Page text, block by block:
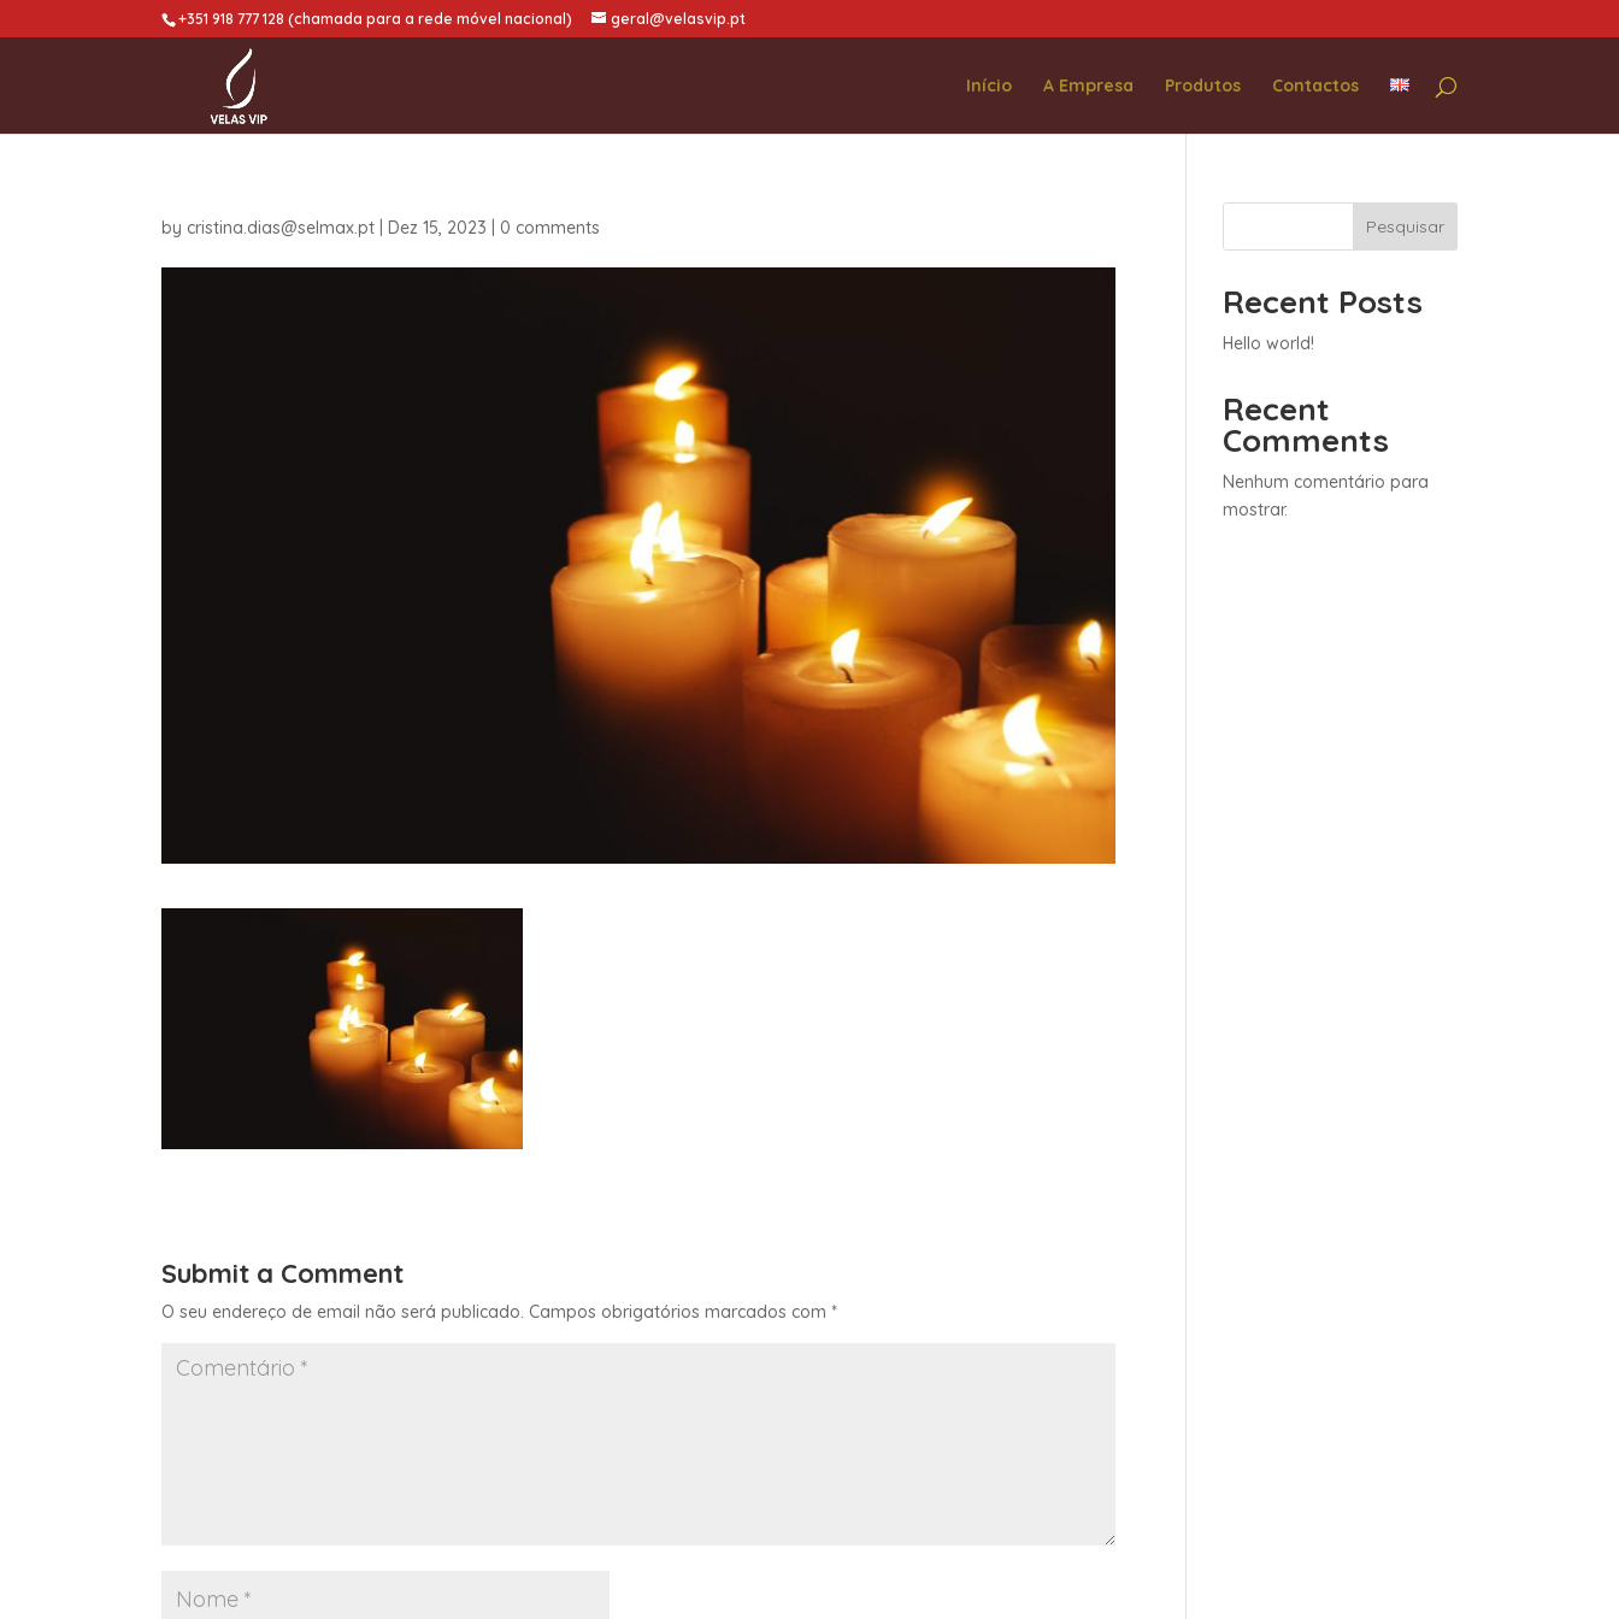
+351 918 777 128 (chamada para a rede móvel nacional) geral@velasvip.pt
Início A Empresa Produtos Contactos
by cristina.dias@selmax.pt |Dez 15, 2023 0 comments
Submit a Comment
O seu endereço de email não será publicado. Campos obrigatórios marcados com *
Pesquisar
Recent Posts
Hello world!
Recent
Comments
Nenhum comentário para
mostrar.